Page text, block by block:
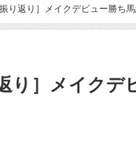
振り返り］メイクデビュー勝ち
り］メイクデ